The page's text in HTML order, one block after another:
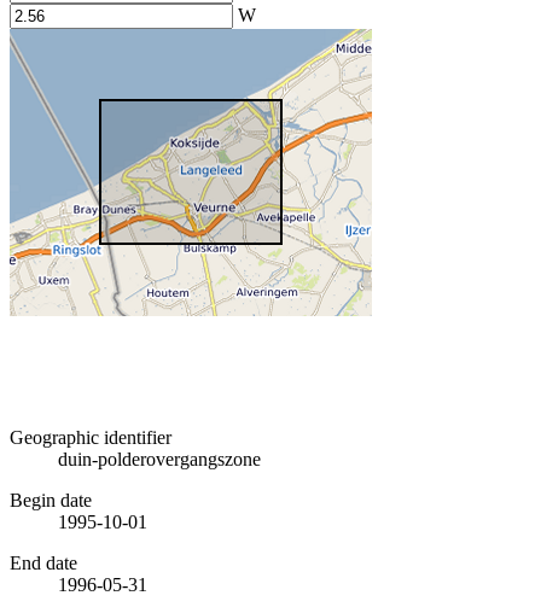
W
Geographic identifier
duin-polderovergangszone
Begin date
1995-10-01
End date
1996-05-31